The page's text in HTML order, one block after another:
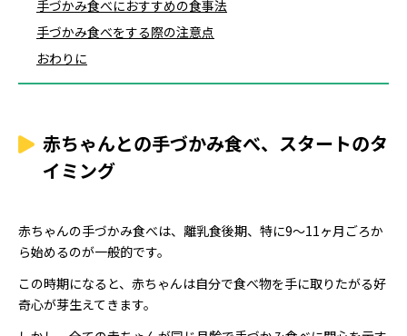
手づかみ食べにおすすめの食事法
手づかみ食べをする際の注意点
おわりに
赤ちゃんとの手づかみ食べ、スタートのタ
イミング
赤ちゃんの手づかみ食べは、離乳食後期、特に9〜11ヶ月ごろか
ら始めるのが一般的です。
この時期になると、赤ちゃんは自分で食べ物を手に取りたがる好
奇心が芽生えてきます。